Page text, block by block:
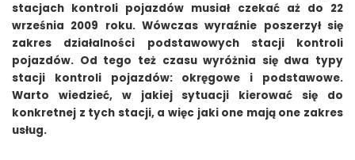
stacjach kontroli pojazdów musiał czekać aż do 22
września 2009 roku. Wówczas wyraźnie poszerzył się
zakres działalności podstawowych stacji kontroli
pojazdów. Od tego też czasu wyróżnia się dwa typy
stacji kontroli pojazdów: okręgowe i podstawowe.
Warto wiedzieć, w jakiej sytuacji kierować się do
konkretnej z tych stacji, a więc jaki one mają one zakres
usług.